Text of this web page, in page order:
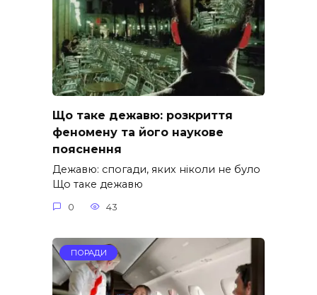
Що таке дежавю: розкриття
феномену та його наукове
пояснення
Дежавю: спогади, яких ніколи не було
Що таке дежавю
0 43
ПОРАДИ